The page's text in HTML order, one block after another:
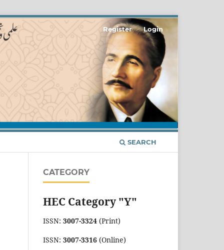
SEARCH
Register Login
CATEGORY
HEC Category "Y"
ISSN: 3007-3324 (Print)
ISSN: 3007-3316 (Online)